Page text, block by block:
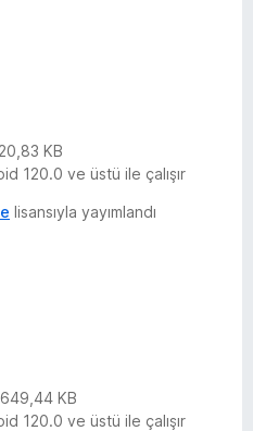
KB
120.0 ve üstü ile çalışır
lisansıyla yayımlandı
KB
120.0 ve üstü ile çalışır